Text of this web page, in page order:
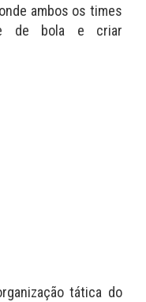
ambos os times
de bola e criar
tática do